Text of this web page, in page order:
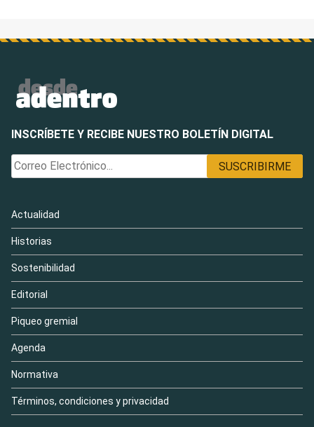
INSCRÍBETE Y RECIBE NUESTRO BOLETÍN DIGITAL
Actualidad
Historias
Sostenibilidad
Editorial
Piqueo gremial
Agenda
Normativa
Términos, condiciones y privacidad